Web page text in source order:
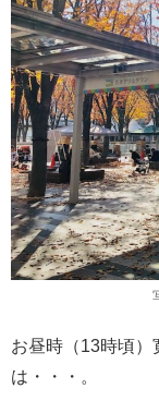
お昼時（13時頃）
は・・・。